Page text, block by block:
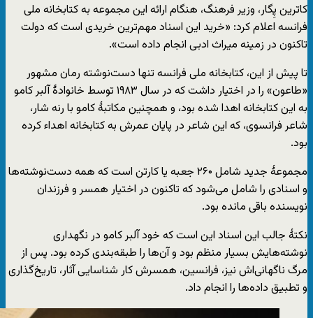
کاترین پِگار، وزیر فرهنگ، هنگام ارائه این مجموعه به کتابخانه ملی
فرانسه اعلام کرد: «خرید این اسناد مهم‌ترین خریدی است که دولت
تاکنون در زمینه میراث ادبی انجام داده است».
تا پیش از این، کتابخانه ملی فرانسه تنها دست‌نوشته رمان مشهور
«طاعون» را در اختیار داشت که در سال ۱۹۸۳ توسط خانوادهٔ آلبر کامو
به این کتابخانه اهدا شده بود، و همچنین مکاتبهٔ کامو با رنه شار،
شاعر فرانسوی، که این شاعر در پایان عمرش به کتابخانه اهداء کرده
بود.
مجموعهٔ جدید شامل ۲۶۰ جعبه یا کارتن است که همه دست‌نوشته‌ها
و اسنادی را شامل می‌شود که تاکنون در اختیار همسر و فرزندان
نویسنده باقی مانده بود.
نکتهٔ جالب این اسناد این است که خود آلبر کامو در نگهداری
نوشته‌هایش بسیار منظم بود و آن‌ها را طبقه‌بندی‌ کرده بود. پس از
مرگ ناگهانی‌اش نیز، فرانسین، همسرش کار شناسایی آثار، تاریخ‌گذاری
و تطبیق داده‌ها را انجام داد.